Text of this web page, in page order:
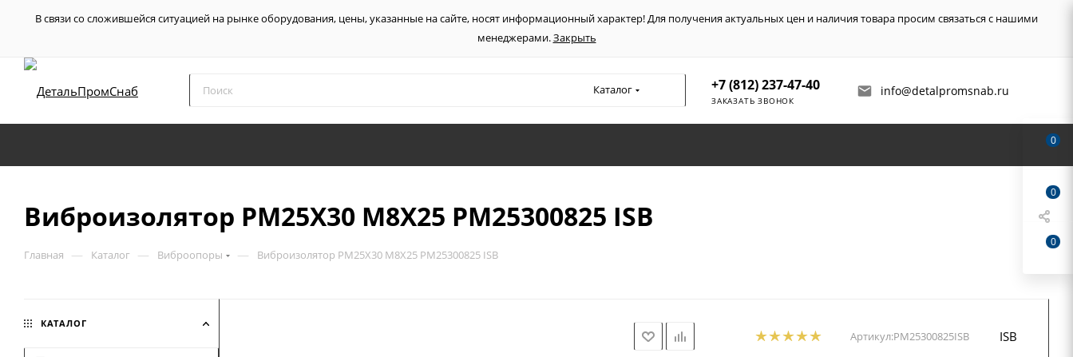
В связи со сложившейся ситуацией на рынке оборудования, цены, указанные на сайте, носят информационный характер! Для получения актуальных цен и наличия товара просим связаться с нашими
менеджерами.Закрыть
Каталог +7 (812) 237-47-40
ЗАКАЗАТЬ ЗВОНОК
info@detalpromsnab.ru
Виброизолятор PM25X30 M8X25 PM25300825 ISB
Главная — Каталог — Виброопоры — Виброизолятор PM25X30 M8X25 PM25300825 ISB
Артикул:PM25300825ISB ISB
КАТАЛОГ
0
0
0